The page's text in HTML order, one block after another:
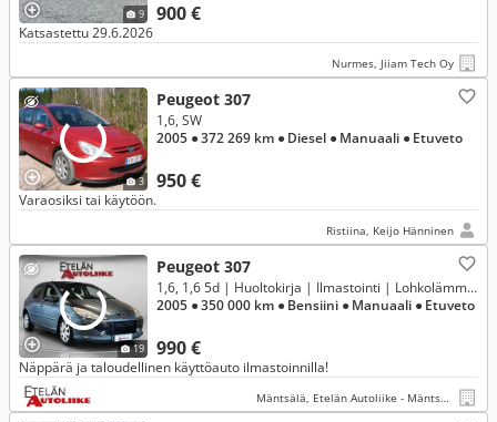
9 900 €
Katsastettu 29.6.2026
Nurmes, Jiiam Tech Oy
3
Peugeot 307
950 €
1,6, SW
2005 ● 372 269 km ● Diesel ● Manuaali ● Etuveto
Varaosiksi tai käytöön.
Ristiina, Keijo Hänninen
19
Peugeot 307
990 €
1,6, 1,6 5d | Huoltokirja | Ilmastointi | Lohkolämmitin | Penkinlämmittimet |
2005 ● 350 000 km ● Bensiini ● Manuaali ● Etuveto
Näppärä ja taloudellinen käyttöauto ilmastoinnilla!
Mäntsälä, Etelän Autoliike - Mäntsälä